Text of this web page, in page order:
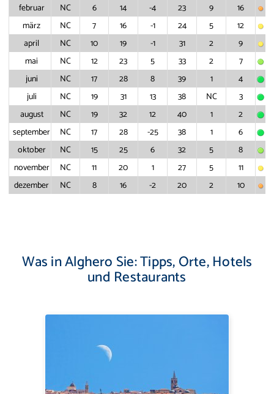
februar
NC 6 14 -4 23 9
16
märz
NC 7 16 -1 24 5
12
april
NC 10 19 -1 31 2
9
mai
NC 12 23 5 33 2
7
juni
NC 17 28 8 39 1
4
juli
NC 19 31 13 38 NC
3
august
NC 19 32 12 40 1
2
september
NC 17 28 -25 38 1
6
oktober
NC 15 25 6 32 5
8
november
NC 11 20 1 27 5
11
dezember
NC 8 16 -2 20 2 10
Was in Alghero Sie: Tipps, Orte, Hotels
und Restaurants